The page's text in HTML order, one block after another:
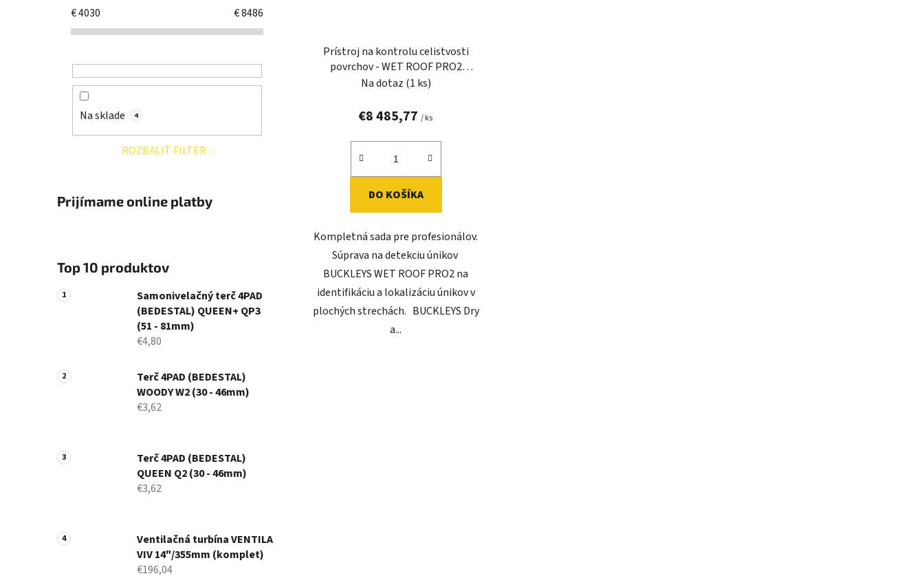
€4030 €8486
Na sklade 4
ROZBALIŤ FILTER
Prijímame online platby
Top 10 produktov
Samonivelačný terč 4PAD
(BEDESTAL) QUEEN+ QP3
(51 - 81mm)
€4,80
Terč 4PAD (BEDESTAL)
WOODY W2 (30 - 46mm)
€3,62
Terč 4PAD (BEDESTAL)
QUEEN Q2 (30 - 46mm)
€3,62
Ventilačná turbína VENTILA
VIV 14"/355mm (komplet)
€196,04
Prístroj na kontrolu celistvosti
povrchov - WET ROOF PRO2
BUCKLEYS
Na dotaz (1 ks)
€8 485,77/ ks
DO KOŠÍKA
Kompletná sada pre profesionálov.
Súprava na detekciu únikov
BUCKLEYS WET ROOF PRO2 na
identifikáciu a lokalizáciu únikov v
plochých strechách. BUCKLEYS Dry
a...